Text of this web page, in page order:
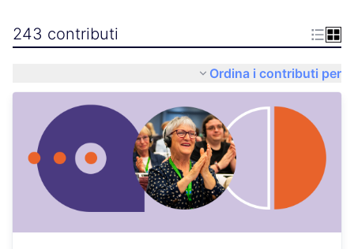
243 contributi
Ordina i contributi per